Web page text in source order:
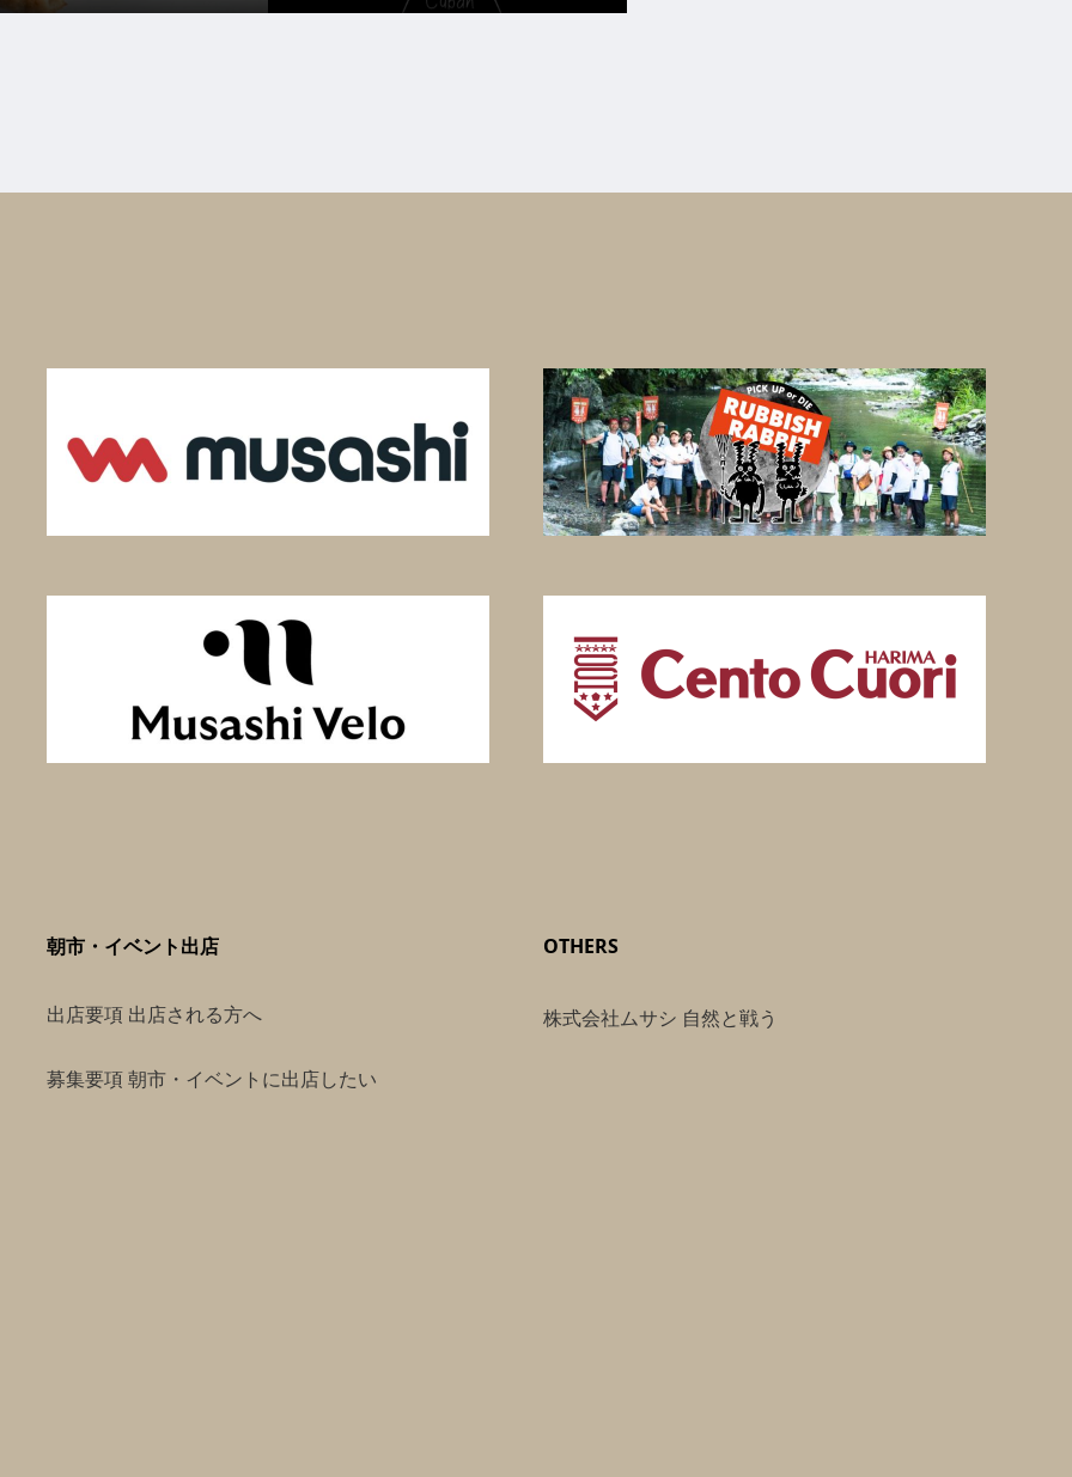
朝市・イベント出店
出店要項 出店される方へ
募集要項 朝市・イベントに出店したい
OTHERS
株式会社ムサシ 自然と戦う